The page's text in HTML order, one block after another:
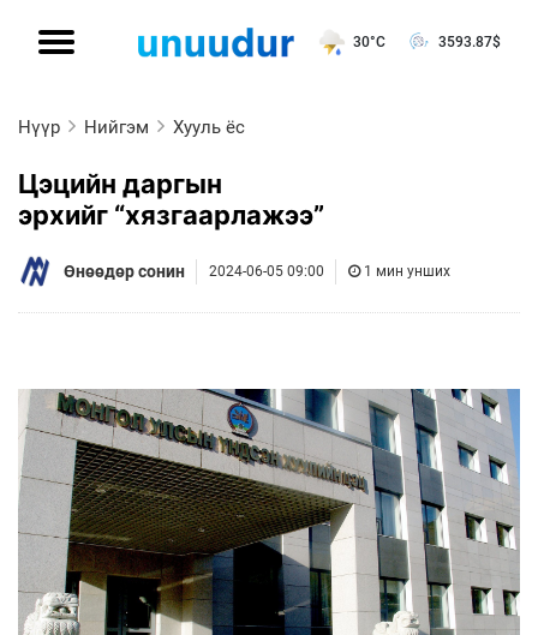
30°C 3593.87$
Нүүр Нийгэм Хууль ёс
Цэцийн даргын
эрхийг “хязгаарлажээ”
Өнөөдөр сонин 2024-06-05 09:00 1 мин унших